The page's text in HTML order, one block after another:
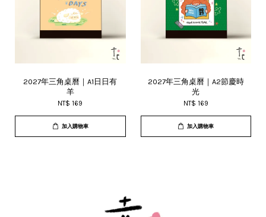
2027年三角桌曆｜A1日日有
羊
NT$ 169
加入購物車
2027年三角桌曆｜A2節慶時
光
NT$ 169
加入購物車